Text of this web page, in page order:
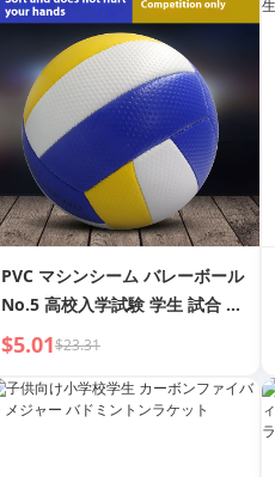
PVC マシンシーム バレーボール
No.5 高校入学試験 学生 試合 ラ
ケット
$5.01$23.31